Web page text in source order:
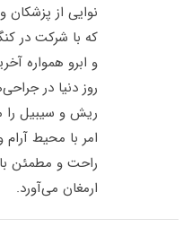
نوایی از
که با شرکت در
و ابرو همواره
روز دنیا در
ریش و سیبیل را
امر با محیط
راحت و مطمئن با
ارمغان می‌آورد.